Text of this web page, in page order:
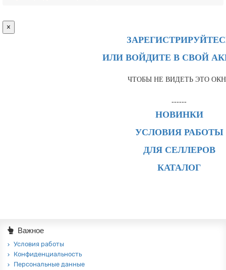
×
ИЛИ ВОЙДИТЕ В СВОЙ
ЧТОБЫ НЕ ВИДЕТЬ ЭТО
------
НОВИНКИ
УСЛОВИЯ РАБОТЫ
ДЛЯ СЕЛЛЕРОВ
КАТАЛОГ
Важное
Условия работы
Конфиденциальность
Персональные данные